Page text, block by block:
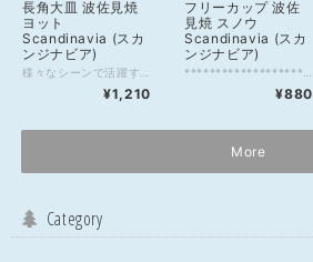
長角大皿 波佐見焼
ヨット
Scandinavia (スカ
ンジナビア)
¥1,210
フリーカップ 波佐
見焼 スノウ
Scandinavia (スカ
ンジナビア)
¥880
More
Category